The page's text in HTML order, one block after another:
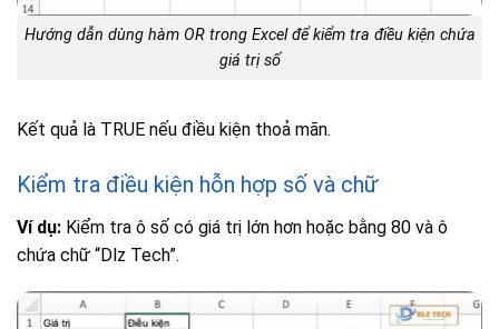
Hướng dẫn dùng hàm OR trong Excel để kiểm tra điều kiện chứa
giá trị số
Kết quả là TRUE nếu điều kiện thoả mãn.
Kiểm tra điều kiện hỗn hợp số và chữ
Ví dụ: Kiểm tra ô số có giá trị lớn hơn hoặc bằng 80 và ô
chứa chữ “Dlz Tech”.